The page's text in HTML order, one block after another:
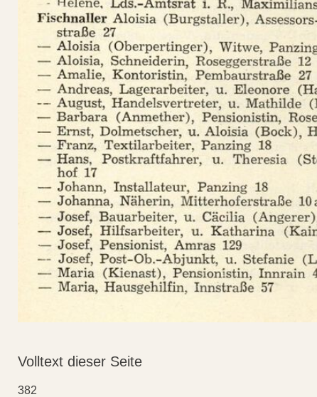
Volltext dieser Seite
382